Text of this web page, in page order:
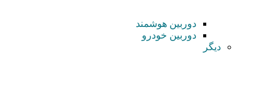
دوربین هوشمند
دوربین خودرو
دیگر